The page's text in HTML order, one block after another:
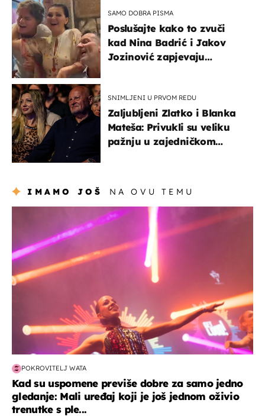
SAMO DOBRA PISMA
Poslušajte kako to zvuči
kad Nina Badrić i Jakov
Jozinović zapjevaju
SNIMLJENI U PRVOM REDU
Zaljubljeni Zlatko i Blanka
Mateša: Privukli su veliku
pažnju u zajedničkom
IMAMO JOŠ NA OVU TEMU
POKROVITELJ WATA
Kad su uspomene previše dobre za samo jedno
gledanje: Mali uređaj koji je još jednom oživio
trenutke s ple...